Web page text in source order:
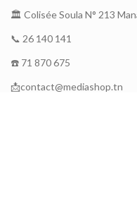
🏛 Colisée Soula N° 213
📞 26 140 141
☎️ 71 870 675
📩contact@mediashop.tn